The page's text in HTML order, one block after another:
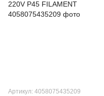
Артикул: 4058075435209